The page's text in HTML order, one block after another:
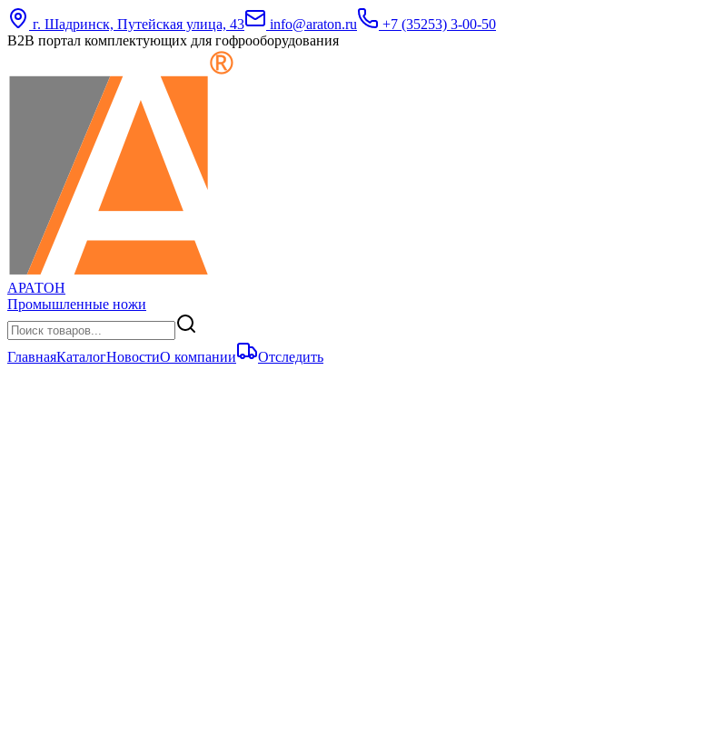
г. Шадринск, Путейская улица, 43 info@araton.ru
+7 (35253) 3-00-50
B2B портал комплектующих для гофрооборудования
АРАТОН
Промышленные ножи
ГлавнаяКаталогНовостиО компании Отследить